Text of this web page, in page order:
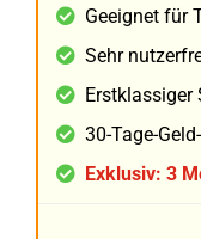
Geeignet für
Sehr
30-Tage-
Exklusiv: 3